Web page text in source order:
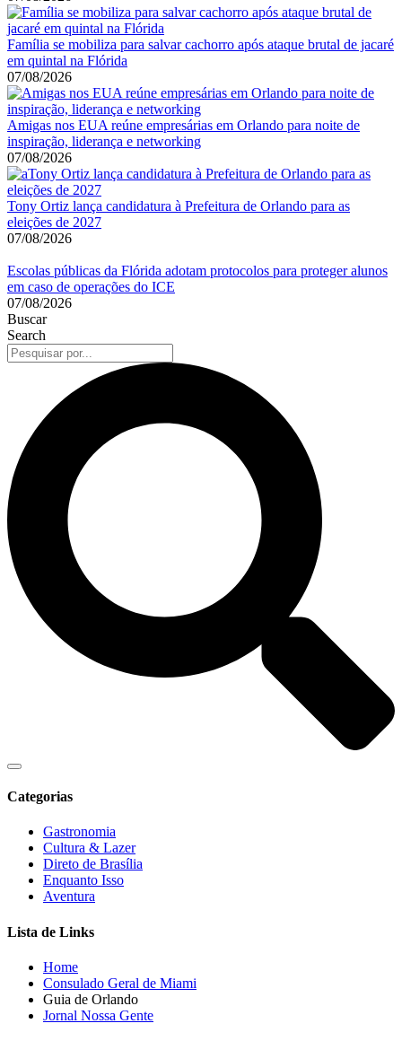
Família se mobiliza para salvar cachorro após ataque brutal de jacaré
em quintal na Flórida
07/08/2026
Amigas nos EUA reúne empresárias em Orlando para noite de
inspiração, liderança e networking
07/08/2026
Tony Ortiz lança candidatura à Prefeitura de Orlando para as
eleições de 2027
07/08/2026
Escolas públicas da Flórida adotam protocolos para proteger alunos
em caso de operações do ICE
07/08/2026
Buscar
Search
Categorias
Gastronomia
Cultura & Lazer
Direto de Brasília
Enquanto Isso
Aventura
Lista de Links
Home
Consulado Geral de Miami
Guia de Orlando
Jornal Nossa Gente